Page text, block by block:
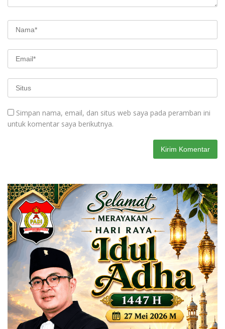
Simpan nama, email, dan situs web saya pada peramban ini
untuk komentar saya berikutnya.